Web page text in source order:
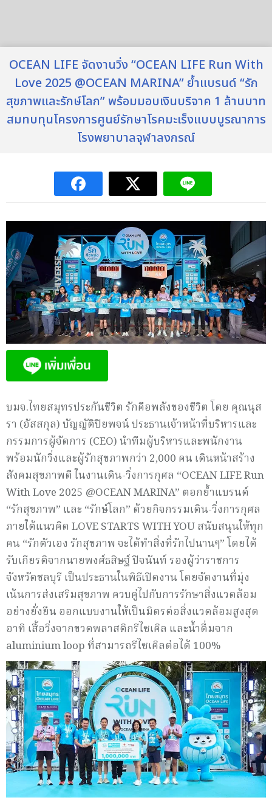
OCEAN LIFE จัดงานวิ่ง “OCEAN LIFE Run With
Love 2025 @OCEAN MARINA” ย้ำแบรนด์ “รัก
สุขภาพและรักษ์โลก” พร้อมมอบเงินบริจาค 1 ล้านบาท
สมทบทุนโครงการศูนย์รักษาโรคมะเร็งแบบบูรณาการ
โรงพยาบาลจุฬาลงกรณ์
บมจ.ไทยสมุทรประกันชีวิต รักคือพลังของชีวิต โดย คุณนุส
รา (อัสสกุล) บัญญัติปิยพจน์ ประธานเจ้าหน้าที่บริหารและ
กรรมการผู้จัดการ (CEO) นำทีมผู้บริหารและพนักงาน
พร้อมนักวิ่งและผู้รักสุขภาพกว่า 2,000 คน เดินหน้าสร้าง
สังคมสุขภาพดี ในงานเดิน-วิ่งการกุศล “OCEAN LIFE Run
With Love 2025 @OCEAN MARINA” ตอกย้ำแบรนด์
“รักสุขภาพ” และ “รักษ์โลก” ด้วยกิจกรรมเดิน-วิ่งการกุศล
ภายใต้แนวคิด LOVE STARTS WITH YOU สนับสนุนให้ทุก
คน “รักตัวเอง รักสุขภาพ จะได้ทำสิ่งที่รักไปนานๆ” โดยได้
รับเกียรติจากนายพงศ์ธสิษฐ์ ปิจนันท์ รองผู้ว่าราชการ
จังหวัดชลบุรี เป็นประธานในพิธีเปิดงาน โดยจัดงานที่มุ่ง
เน้นการส่งเสริมสุขภาพ ควบคู่ไปกับการรักษาสิ่งแวดล้อม
อย่างยั่งยืน ออกแบบงานให้เป็นมิตรต่อสิ่งแวดล้อมสูงสุด
อาทิ เสื้อวิ่งจากขวดพลาสติกรีไซเคิล และน้ำดื่มจาก
aluminium loop ที่สามารถรีไซเคิลต่อได้ 100%